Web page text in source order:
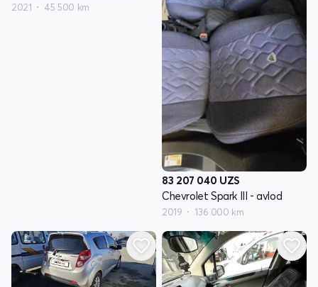
2021 45 500 km
83 207 040 UZS
Chevrolet Spark III - avlod
2019 136 000 km